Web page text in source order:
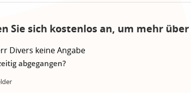
Sie sich kostenlos an, um mehr
Divers keine Angabe
abgegangen?